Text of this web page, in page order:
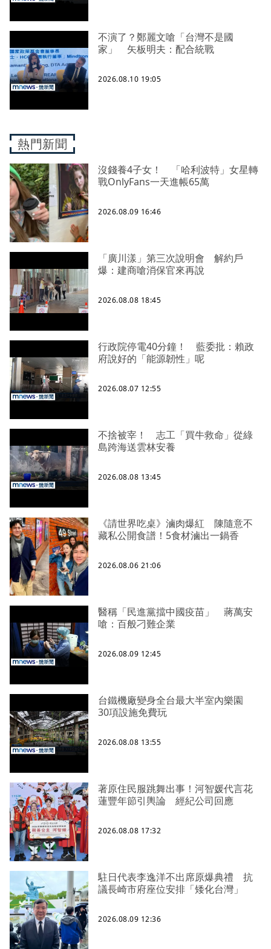
不演了？鄭麗文嗆「台灣不是國
家」 矢板明夫：配合統戰
2026.08.10 19:05
熱門新聞
沒錢養4子女！ 「哈利波特」女星轉
戰OnlyFans一天進帳65萬
2026.08.09 16:46
「廣川漾」第三次說明會 解約戶
爆：建商嗆消保官來再說
2026.08.08 18:45
行政院停電40分鐘！ 藍委批：賴政
府說好的「能源韌性」呢
2026.08.07 12:55
不捨被宰！ 志工「買牛救命」從綠
島跨海送雲林安養
2026.08.08 13:45
《請世界吃桌》滷肉爆紅 陳隨意不
藏私公開食譜！5食材滷出一鍋香
2026.08.06 21:06
醫稱「民進黨擋中國疫苗」 蔣萬安
嗆：百般刁難企業
2026.08.09 12:45
台鐵機廠變身全台最大半室內樂園
30項設施免費玩
2026.08.08 13:55
著原住民服跳舞出事！河智媛代言花
蓮豐年節引輿論 經紀公司回應
2026.08.08 17:32
駐日代表李逸洋不出席原爆典禮 抗
議長崎市府座位安排「矮化台灣」
2026.08.09 12:36